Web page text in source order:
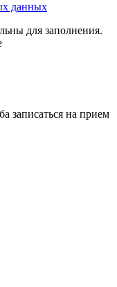
данных
для заполнения.
записаться на прием